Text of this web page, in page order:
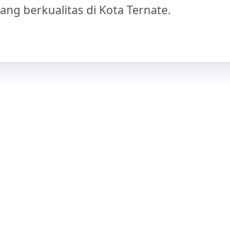
berkualitas di Kota Ternate.